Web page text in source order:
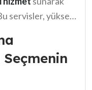
servisler, yüksek
etkili bir şekilde
Fakat,
Seçmenin